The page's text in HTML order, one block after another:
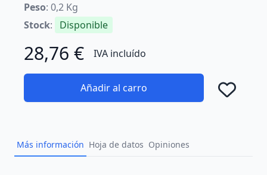
Peso: 0,2 Kg
Stock: Disponible
28,76 € IVA incluído
Añadir al carro
Más información Hoja de datos Opiniones